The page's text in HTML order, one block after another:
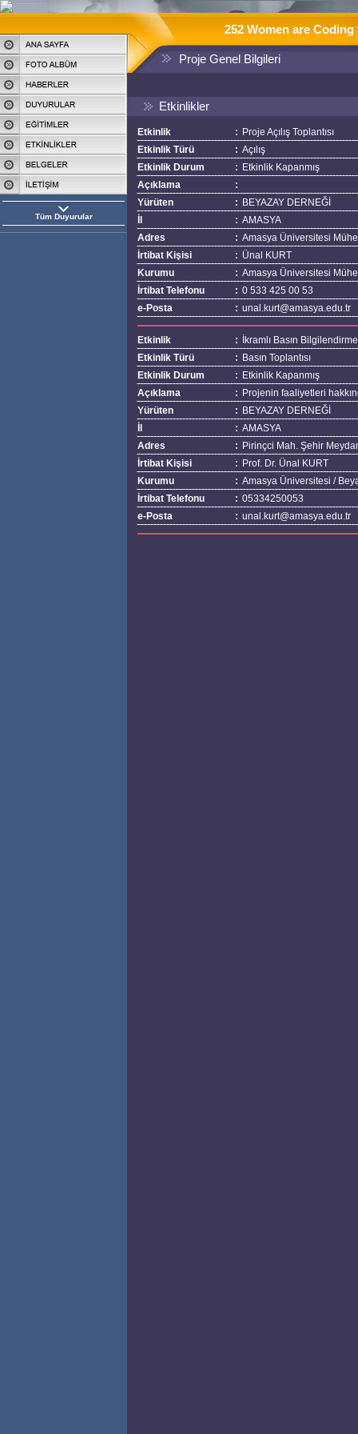
Tüm Duyurular
252 Women are
Proje Genel Bilgileri
Etkinlikler
Etkinlik : Proje Açılış Toplantısı
Etkinlik Türü
: Açılış
Etkinlik Durum
: Etkinlik Kapanmış
Açıklama
:
Yürüten
: BEYAZAY DERNEĞİ
: AMASYA
Adres
: Amasya Üniversitesi
İrtibat Kişisi
: Ünal KURT
Kurumu
: Amasya Üniversitesi
İrtibat Telefonu
: 0 533 425 00 53
e-Posta
: unal.kurt@amasya.edu.tr
Etkinlik :
İkramlı Basın
Etkinlik Türü
: Basın Toplantısı
Etkinlik Durum
: Etkinlik Kapanmış
Açıklama
: Projenin faaliyetleri
Yürüten
: BEYAZAY DERNEĞİ
: AMASYA
Adres
: Pirinçci Mah. Şehir
İrtibat Kişisi
: Prof. Dr. Ünal KURT
Kurumu
: Amasya Üniversitesi /
İrtibat Telefonu
: 05334250053
e-Posta
: unal.kurt@amasya.edu.tr